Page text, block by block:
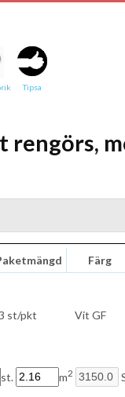
rengörs,
Färg
st/pkt Vit GF
st. m2
Tipsa
in i ditt tips!